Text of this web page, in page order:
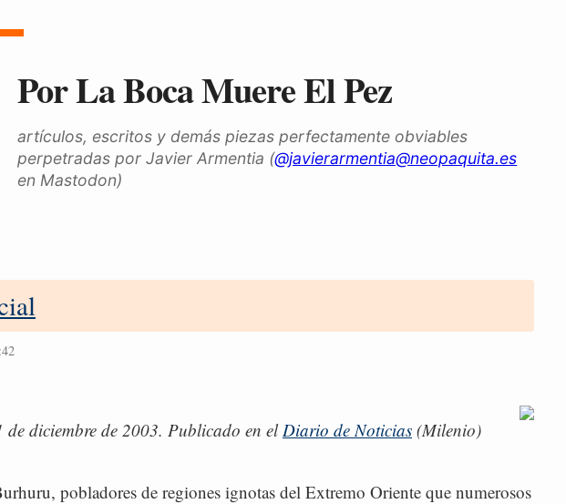
Por La Boca Muere El Pez
artículos, escritos y demás piezas perfectamente obviables
perpetradas por Javier Armentia (@javierarmentia@neopaquita.es
en Mastodon)
diciembre de 2003. Publicado en elDiario de Noticias (Milenio)
pobladores de regiones ignotas del Extremo Oriente que numerosos